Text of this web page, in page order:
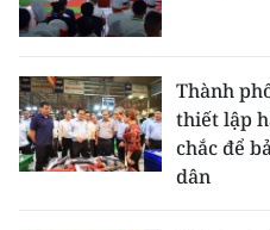
Thành
thiết lập
chắc để
dân